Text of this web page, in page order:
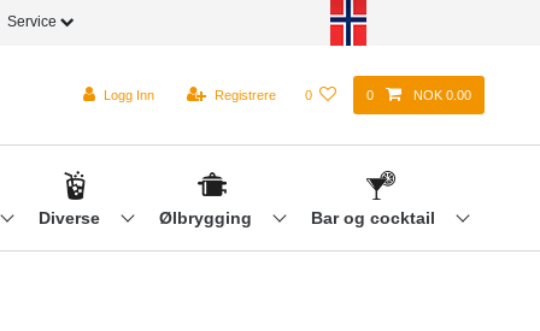
Service
Logg Inn Registrere 0 0 NOK 0.00
Diverse Ølbrygging Bar og cocktail